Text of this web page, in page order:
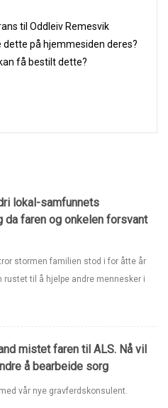
til Oddleiv Remesvik
på hjemmesiden deres?
få bestilt dette?
lokal-samfunnets
da faren og onkelen forsvant
stormen familien stod i for åtte år
rustet til å hjelpe andre mennesker i
mistet faren til ALS. Nå vil
å bearbeide sorg
vår nye gravferdskonsulent.